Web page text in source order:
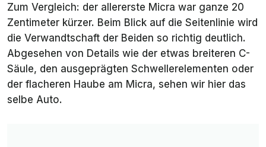
Zum Vergleich: der allererste Micra war ganze 20
Zentimeter kürzer. Beim Blick auf die Seitenlinie wird
die Verwandtschaft der Beiden so richtig deutlich.
Abgesehen von Details wie der etwas breiteren C-
Säule, den ausgeprägten Schwellerelementen oder
der flacheren Haube am Micra, sehen wir hier das
selbe Auto.